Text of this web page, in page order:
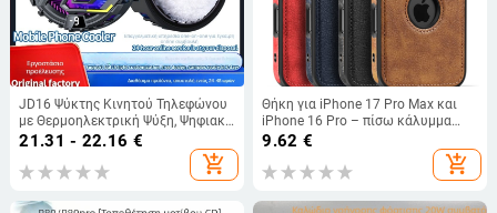
JD16 Ψύκτης Κινητού Τηλεφώνου
με Θερμοηλεκτρική Ψύξη, Ψηφιακή
Οθόνη, Διασύνδεση Type-C, 40–70
21.31 - 22.16 €
add_shopping_cart
Θήκη για iPhone 17 Pro Max και
iPhone 16 Pro – πίσω κάλυμμα
από συνθετικό δέρμα, υφή ραφής,
προσαρμόσιμη
9.62 €
add_shopping_cart